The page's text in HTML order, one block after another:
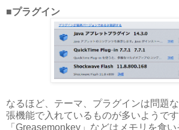
■プラグイン
なるほど、テーマ、プラグインは問題
張機能で入れているものが多いようで
「Greasemonkey」などはメモリを食